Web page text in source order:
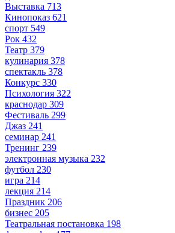
Выставка 713
Кинопоказ 621
спорт 549
Рок 432
Театр 379
кулинария 378
спектакль 378
Конкурс 330
Психология 322
краснодар 309
Фестиваль 299
Джаз 241
семинар 241
Тренинг 239
электронная музыка 232
футбол 230
игра 214
лекция 214
Праздник 206
бизнес 205
Театральная постановка 198